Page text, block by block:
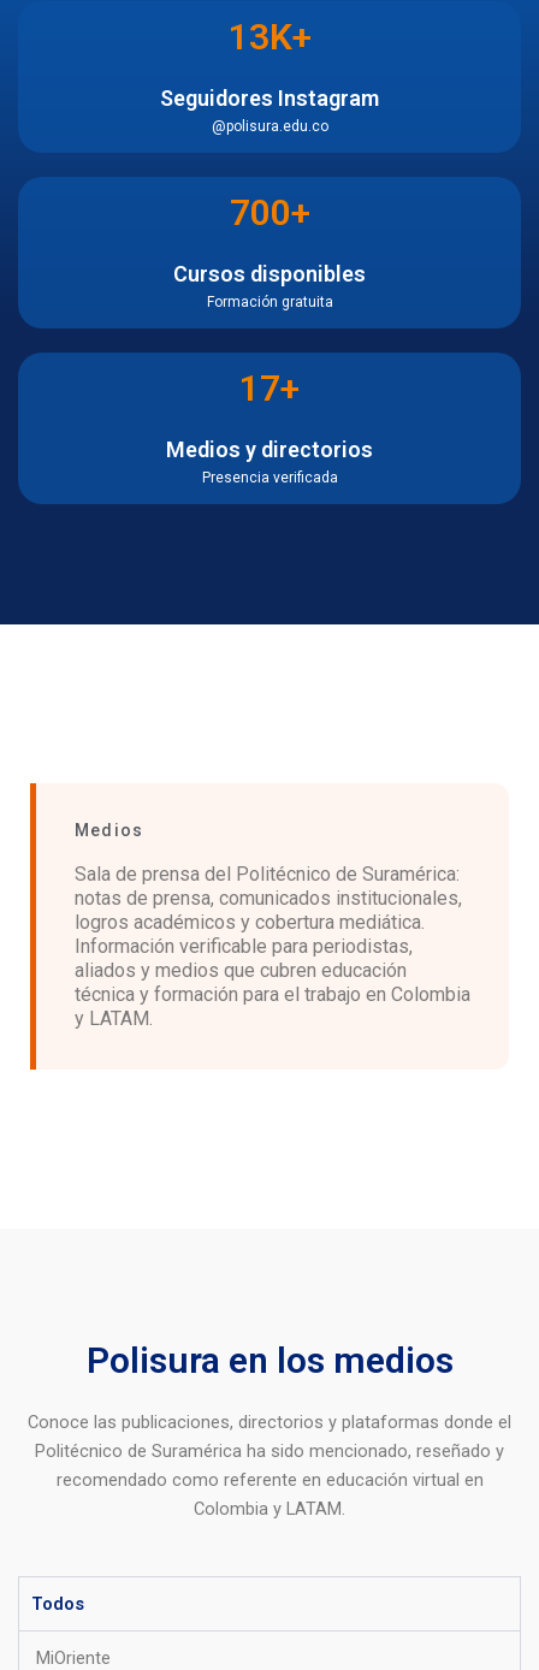
13K+
Seguidores Instagram
@polisura.edu.co
700+
Cursos disponibles
Formación gratuita
17+
Medios y directorios
Presencia verificada
Medios
Sala de prensa del Politécnico de Suramérica:
notas de prensa, comunicados institucionales,
logros académicos y cobertura mediática.
Información verificable para periodistas,
aliados y medios que cubren educación
técnica y formación para el trabajo en Colombia
y LATAM.
Polisura en los medios
Conoce las publicaciones, directorios y plataformas donde el
Politécnico de Suramérica ha sido mencionado, reseñado y
recomendado como referente en educación virtual en
Colombia y LATAM.
Todos
MiOriente